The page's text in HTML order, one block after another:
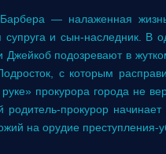
— налаженная
и сын-наследник. В
Джейкоб подозревают в
с которым
прокурора города не
прокурор
на орудие преступления-